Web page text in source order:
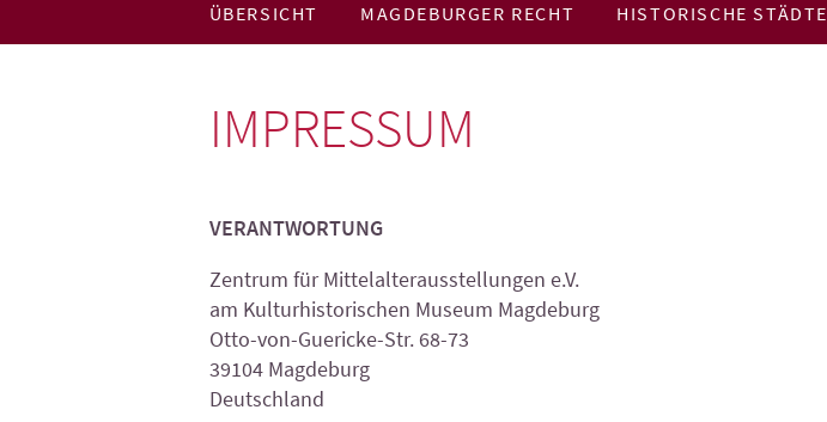
ÜBERSICHT MAGDEBURGER RECHT HISTORISCHE STÄDTE
IMPRESSUM
VERANTWORTUNG
Zentrum für Mittelalterausstellungen e.V.
am Kulturhistorischen Museum Magdeburg
Otto-von-Guericke-Str. 68-73
39104 Magdeburg
Deutschland